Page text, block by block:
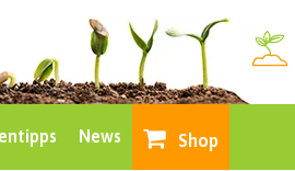
News Shop